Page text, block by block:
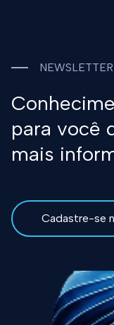
NEWSLETTER
para você
mais
Cadastre-se